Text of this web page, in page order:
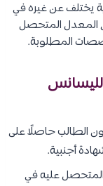
يختلف عن غيره في
المعدل المتحصل
المطلوبة.
الطالب حاصلًا على
أجنبية.
المتحصل عليه في